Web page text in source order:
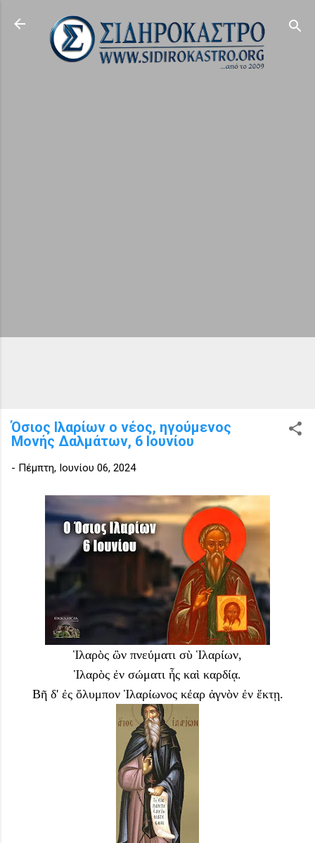
Μετάβαση στο κύριο περιεχόμενο
Όσιος Ιλαρίων ο νέος, ηγούμενος
Μονής Δαλμάτων, 6 Ιουνίου
- Πέμπτη, Ιουνίου 06, 2024
Ἱλαρὸς ὢν πνεύματι σὺ Ἱλαρίων,
Ἱλαρὸς ἐν σώματι ἦς καὶ καρδίᾳ.
Βῆ δ' ἐς ὄλυμπον Ἱλαρίωνος κέαρ ἁγνὸν ἐν ἕκτῃ.